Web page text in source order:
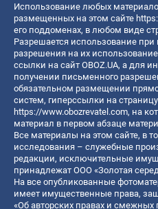
Использование любых
размещенных на этом сайте
его поддоменах, в любом виде
Разрешается использование
разрешения на их
ссылки на сайт OBOZ.UA, а для
получении письменного
обязательном размещении
систем, гиперссылки на
https://www.obozrevatel.com, на
материал в первом абзаце
Все материалы на этом сайте, в
исследования – служебные
редакции, исключительные
принадлежат ООО «Золотая
На все опубликованные
имеет имущественные права,
«Об авторских правах и смежных